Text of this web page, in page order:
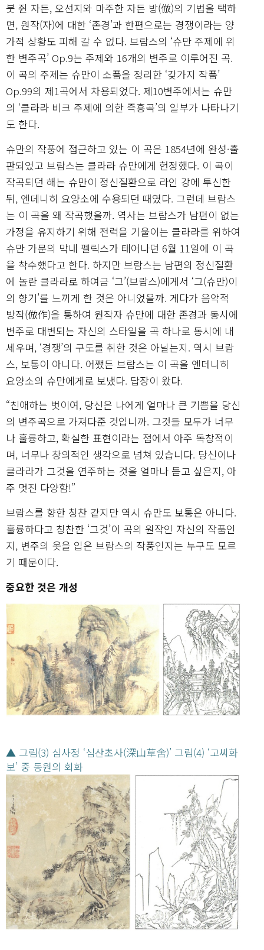
붓 쥔 자든, 오선지와 마주한 자든 방(倣)의 기법을 택하
면, 원작(자)에 대한 ‘존경’과 한편으로는 경쟁이라는 양
가적 상황도 피해 갈 수 없다. 브람스의 ‘슈만 주제에 위
한 변주곡’ Op.9는 주제와 16개의 변주로 이루어진 곡.
이 곡의 주제는 슈만이 소품을 정리한 ‘갖가지 작품’
Op.99의 제1곡에서 차용되었다. 제10변주에서는 슈만
의 ‘클라라 비크 주제에 의한 즉흥곡’의 일부가 나타나기
도 한다.
슈만의 작풍에 접근하고 있는 이 곡은 1854년에 완성·출
판되었고 브람스는 클라라 슈만에게 헌정했다. 이 곡이
작곡되던 해는 슈만이 정신질환으로 라인 강에 투신한
뒤, 엔데니히 요양소에 수용되던 때였다. 그런데 브람스
는 이 곡을 왜 작곡했을까. 역사는 브람스가 남편이 없는
가정을 유지하기 위해 전력을 기울이는 클라라를 위하여
슈만 가문의 막내 펠릭스가 태어나던 6월 11일에 이 곡
을 착수했다고 한다. 하지만 브람스는 남편의 정신질환
에 놀란 클라라로 하여금 ‘그’(브람스)에게서 ‘그(슈만)이
의 향기’를 느끼게 한 것은 아니었을까. 게다가 음악적
방작(倣作)을 통하여 원작자 슈만에 대한 존경과 동시에
변주로 대변되는 자신의 스타일을 곡 하나로 동시에 내
세우며, ‘경쟁’의 구도를 취한 것은 아닐는지. 역시 브람
스, 보통이 아니다. 어쨌든 브람스는 이 곡을 엔데니히
요양소의 슈만에게로 보냈다. 답장이 왔다.
“친애하는 벗이여, 당신은 나에게 얼마나 큰 기쁨을 당신
의 변주곡으로 가져다준 것입니까. 그것들 모두가 너무
나 훌륭하고, 확실한 표현이라는 점에서 아주 독창적이
며, 너무나 창의적인 생각으로 넘쳐 있습니다. 당신이나
클라라가 그것을 연주하는 것을 얼마나 듣고 싶은지, 아
주 멋진 다양함!”
브람스를 향한 칭찬 같지만 역시 슈만도 보통은 아니다.
훌륭하다고 칭찬한 ‘그것’이 곡의 원작인 자신의 작품인
지, 변주의 옷을 입은 브람스의 작풍인지는 누구도 모르
기 때문이다.
중요한 것은 개성
▲ 그림(3) 심사정 ‘심산초사(深山草舍)’ 그림(4) ‘고씨화
보’ 중 동원의 회화